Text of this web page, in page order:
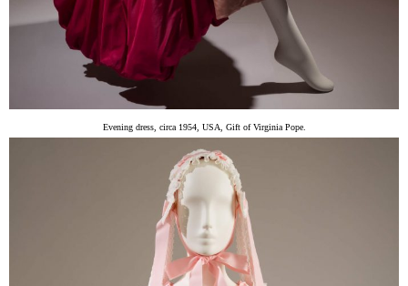
Evening dress, circa 1954, USA, Gift of Virginia Pope.